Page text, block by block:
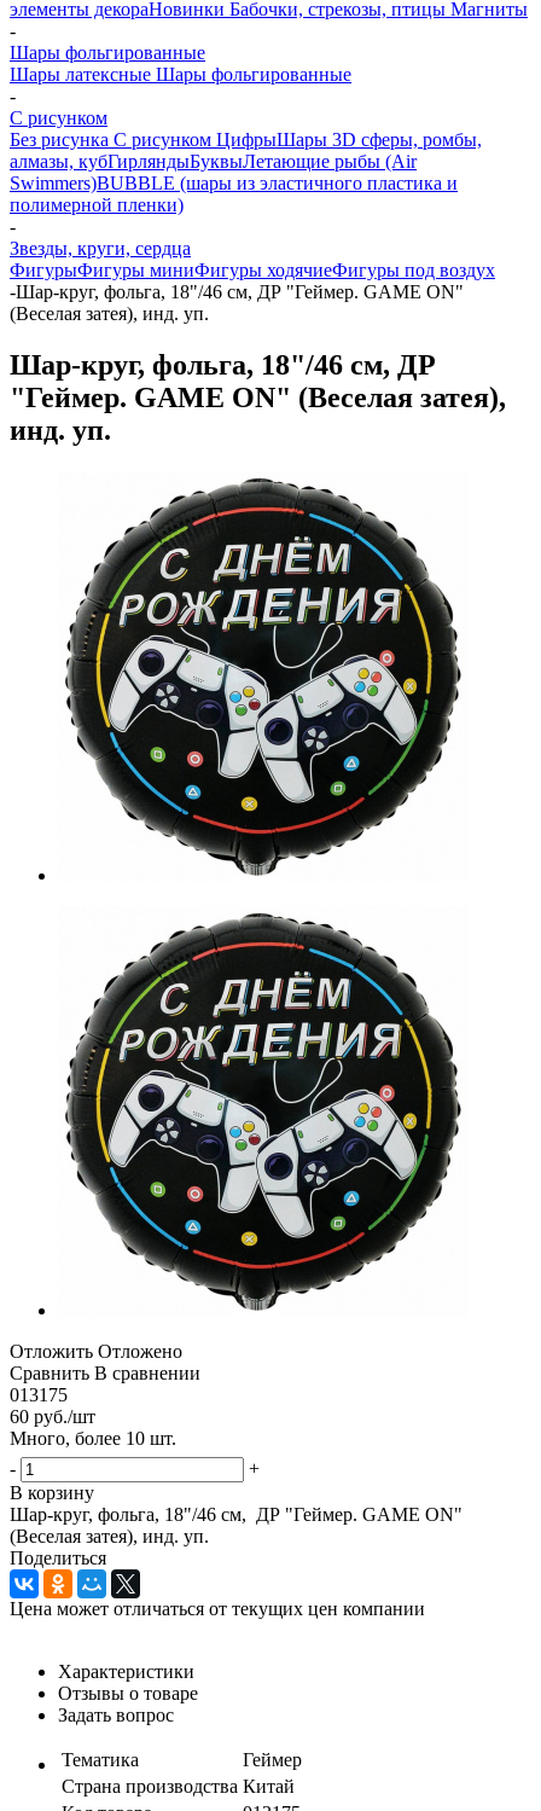
элементы декораНовинки Бабочки, стрекозы, птицы Магниты
-
Шары фольгированные
Шары латексные Шары фольгированные
-
С рисунком
Без рисунка С рисунком ЦифрыШары 3D сферы, ромбы,
алмазы, кубГирляндыБуквыЛетающие рыбы (Air
Swimmers)BUBBLE (шары из эластичного пластика и
полимерной пленки)
-
Звезды, круги, сердца
ФигурыФигуры миниФигуры ходячиеФигуры под воздух
-Шар-круг, фольга, 18"/46 см, ДР "Геймер. GAME ON"
(Веселая затея), инд. уп.
Шар-круг, фольга, 18"/46 см, ДР
"Геймер. GAME ON" (Веселая затея),
инд. уп.
Отложить Отложено
Сравнить В сравнении
013175
60 руб./шт
Много, более 10 шт.
-
+
В корзину
Шар-круг, фольга, 18"/46 см, ДР "Геймер. GAME ON"
(Веселая затея), инд. уп.
Поделиться
Цена может отличаться от текущих цен компании
Характеристики
Отзывы о товаре
Задать вопрос
Тематика
Геймер
Страна производства Китай